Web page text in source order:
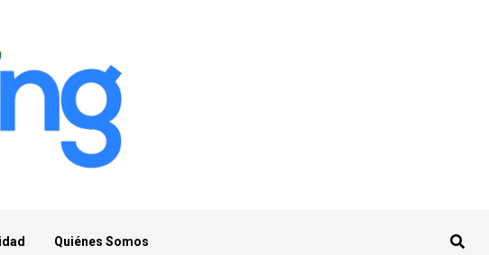
Quiénes Somos